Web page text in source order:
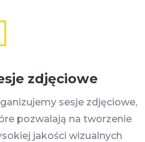
zdjęciowe
sesje zdjęciowe,
pozwalają na tworzenie
jakości wizualnych